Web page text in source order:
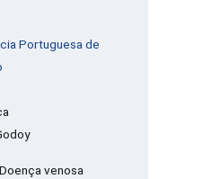
Portuguesa de
venosa